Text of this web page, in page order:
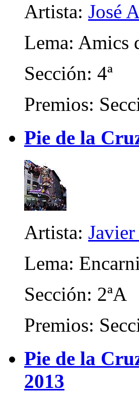
Artista: José
Lema: Amics
Sección: 4ª
Premios:
Pie de la
Artista:
Lema:
Sección: 2ªA
Premios:
Pie de la
2013